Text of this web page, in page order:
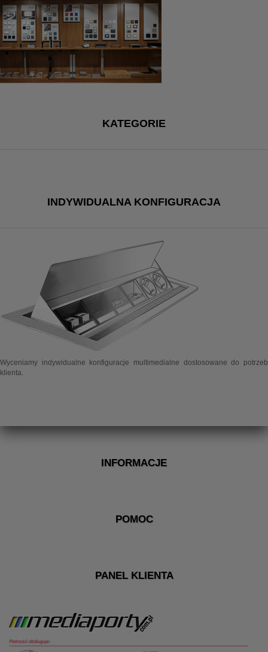
KATEGORIE
INDYWIDUALNA KONFIGURACJA
Wyceniamy indywidualne konfiguracje multimedialne dostosowane do potrzeb
klienta.
INFORMACJE
POMOC
PANEL KLIENTA